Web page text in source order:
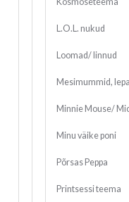
L.O.L. nukud
Loomad/ linnud
Mesimummid,
Minnie Mouse/
Minu väike poni
Põrsas Peppa
Printsessi teema